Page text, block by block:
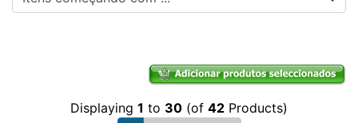
Displaying 1 to 30 (of 42 Products)